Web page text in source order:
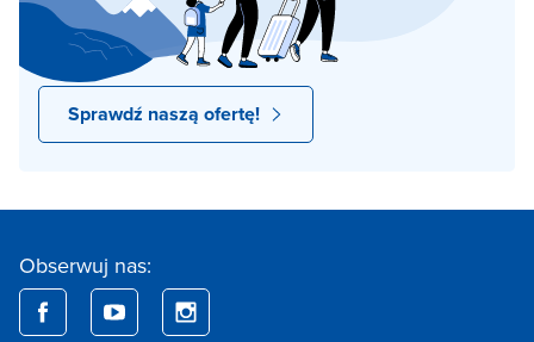
Sprawdź naszą ofertę!
Obserwuj nas: